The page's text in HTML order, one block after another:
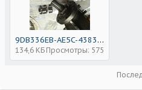
9DB336EB-AE5C-4383-A880-92F60597E726.jpeg
134,6 КБ Просмотры: 575